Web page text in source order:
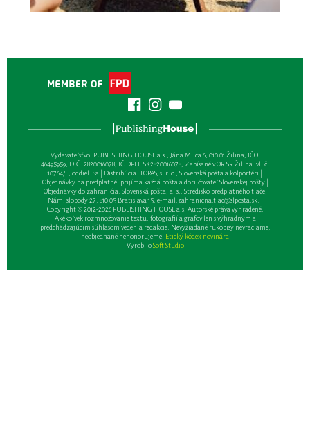
Vydavateľsťvo: PUBLISHING HOUSE a.s., Jána Milca 6, 010 01 Žilina, IČO:
46495959, DIČ: 2820016078, IČ DPH: SK2820016078, Zapísané v OR SR Žilina: vl. č.
10764/L, oddiel: Sa | Distribúcia: TOPAS, s. r. o., Slovenská pošta a kolportéri |
Objednávky na predplatné: prijíma každá pošta a doručovateľ Slovenskej pošty |
Objednávky do zahraničia: Slovenská pošta, a. s., Stredisko predplatného tlače,
Nám. slobody 27, 810 05 Bratislava 15, e-mail:zahranicna.tlac@slposta.sk. |
Copyright © 2012-2026 PUBLISHING HOUSE a.s. Autorské práva vyhradené.
Akékoľvek rozmnožovanie textu, fotografií a grafov len s výhradným a
predchádzajúcim súhlasom vedenia redakcie. Nevyžiadané rukopisy nevraciame,
neobjednané nehonorujeme. Etický kódex novinára
VyrobiloSoft Studio